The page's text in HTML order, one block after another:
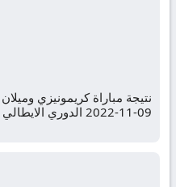
09-11-2022 الدوري الايطالي